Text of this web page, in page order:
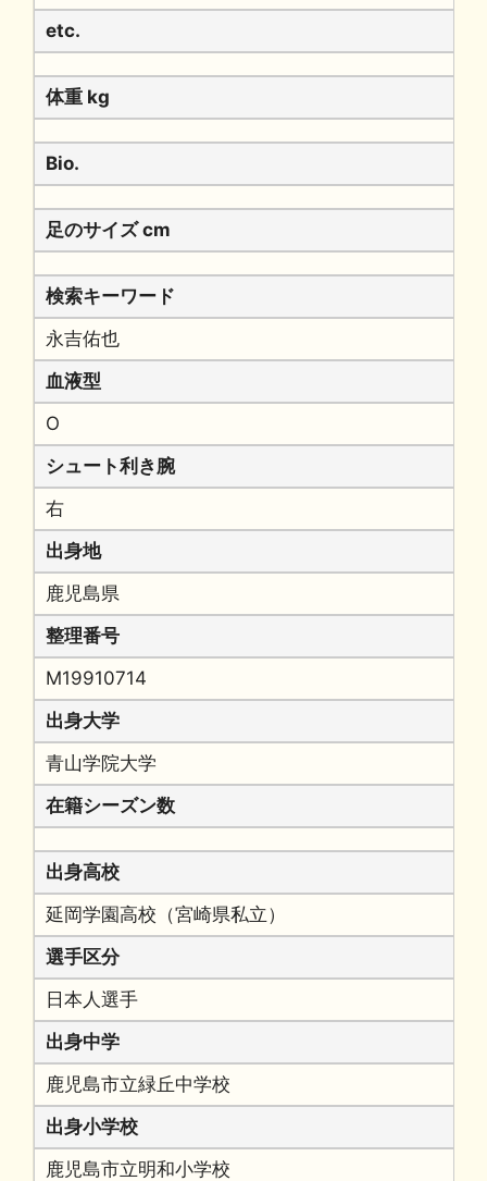
etc.
体重 kg
Bio.
足のサイズ cm
検索キーワード
永吉佑也
血液型
O
シュート利き腕
右
出身地
鹿児島県
整理番号
M19910714
出身大学
青山学院大学
在籍シーズン数
出身高校
延岡学園高校（宮崎県私立）
選手区分
日本人選手
出身中学
鹿児島市立緑丘中学校
出身小学校
鹿児島市立明和小学校